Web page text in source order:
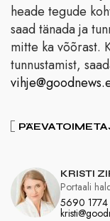
heade tegude
saad tänada ja
mitte ka võõrast.
tunnustamist,
KRISTI
5690 1774
Portaali